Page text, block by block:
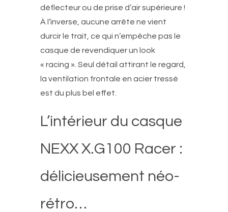
déflecteur ou de prise d’air supérieure !
À l’inverse, aucune arrête ne vient
durcir le trait, ce qui n’empêche pas le
casque de revendiquer un look
« racing ». Seul détail attirant le regard,
la ventilation frontale en acier tressé
est du plus bel effet.
L’intérieur du casque
NEXX X.G100 Racer :
délicieusement néo-
rétro…